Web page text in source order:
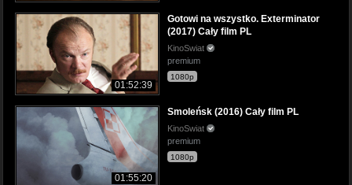
01:52:39
Gotowi na wszystko. Exterminator
(2017) Cały film PL
KinoSwiat
premium
1080p
01:55:20
Smoleńsk (2016) Cały film PL
KinoSwiat
premium
1080p